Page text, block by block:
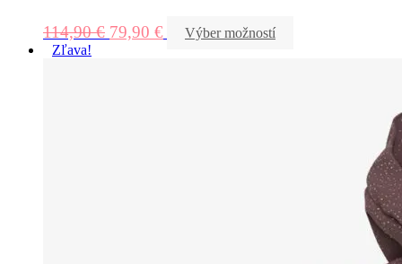
114,90€ 79,90 €
Výber možností
Zľava!